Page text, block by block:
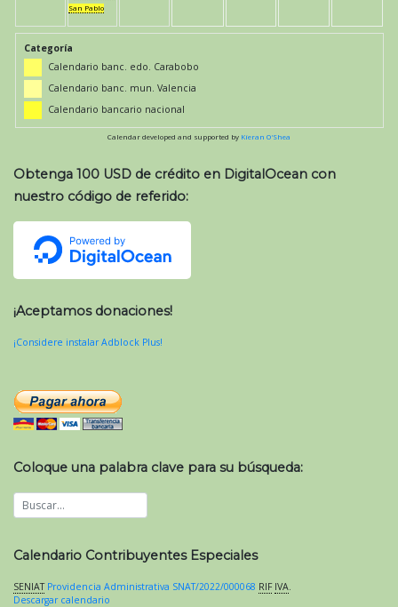
San Pablo
Categoría
Calendario banc. edo. Carabobo
Calendario banc. mun. Valencia
Calendario bancario nacional
Calendar developed and supported by Kieran O'Shea
Obtenga 100 USD de crédito en DigitalOcean con
nuestro código de referido:
¡Aceptamos donaciones!
¡Considere instalar Adblock Plus!
Coloque una palabra clave para su búsqueda:
Calendario Contribuyentes Especiales
SENIAT Providencia Administrativa SNAT/2022/000068 RIF IVA
Descargar calendario